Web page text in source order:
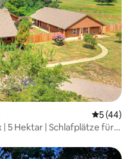
5 (44)
5 Hektar | Schlafplätze für